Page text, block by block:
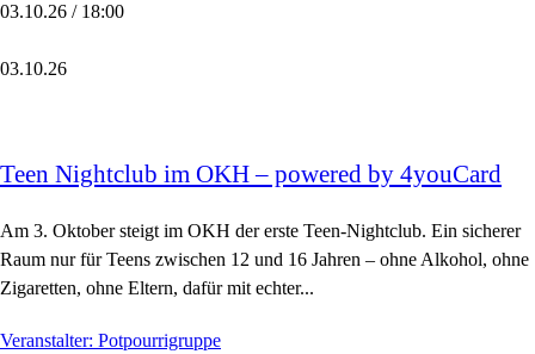
03.10.26 / 18:00
03.10.26
Teen Nightclub im OKH – powered by 4youCard
Am 3. Oktober steigt im OKH der erste Teen-Nightclub. Ein sicherer
Raum nur für Teens zwischen 12 und 16 Jahren – ohne Alkohol, ohne
Zigaretten, ohne Eltern, dafür mit echter...
Veranstalter: Potpourrigruppe